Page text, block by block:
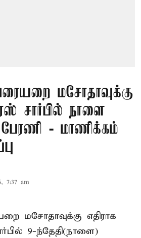
மசோதாவுக்கு
சார்பில் நாளை
பேரணி - மாணிக்கம்
7:37 am
மசோதாவுக்கு எதிராக
9-ந்தேதி(நாளை)